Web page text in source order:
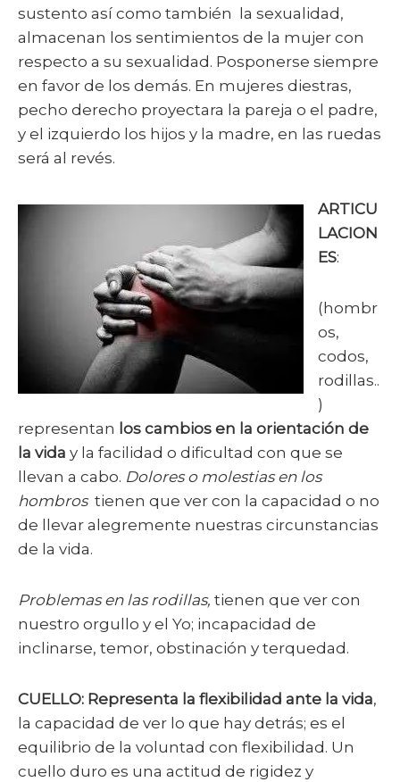
sustento así como también la sexualidad,
almacenan los sentimientos de la mujer con
respecto a su sexualidad. Posponerse siempre
en favor de los demás. En mujeres diestras,
pecho derecho proyectara la pareja o el padre,
y el izquierdo los hijos y la madre, en las ruedas
será al revés.
ARTICU
LACION
ES:
(hombr
os,
codos,
rodillas..
)
representan los cambios en la orientación de
la vida y la facilidad o dificultad con que se
llevan a cabo. Dolores o molestias en los
hombrostienen que ver con la capacidad o no
de llevar alegremente nuestras circunstancias
de la vida.
Problemas en las rodillas, tienen que ver con
nuestro orgullo y el Yo; incapacidad de
inclinarse, temor, obstinación y terquedad.
CUELLO: Representa la flexibilidad ante la vida,
la capacidad de ver lo que hay detrás; es el
equilibrio de la voluntad con flexibilidad. Un
cuello duro es una actitud de rigidez y